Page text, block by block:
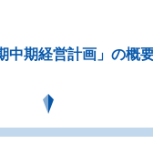
中期経営計画」の概